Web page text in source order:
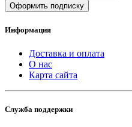
Оформить подписку
Информация
Доставка и оплата
О нас
Карта сайта
Служба поддержки